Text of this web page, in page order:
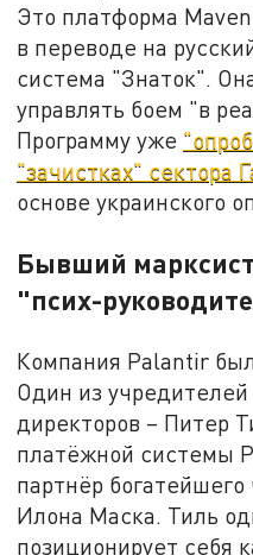
Это платформа
в переводе на
система "Знаток".
управлять боем "в
Программу уже
"зачистках" сектора
основе украинского
Бывший
"псих-
Компания Palantir
Один из учредителей
директоров – Питер
платёжной системы
партнёр
Илона Маска. Тиль
позиционирует себя